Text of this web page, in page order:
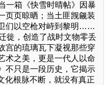
一箱《快雪时晴帖》因暴
页页晾晒；当土匪觊觎装
们以空枪对峙到黎明……
徙，创造了战时文物零丢
宫的琉璃瓦下凝视那些穿
术之美，更是一代人以命
不只是一段历史，它揭示
化根脉不断，就没有真正